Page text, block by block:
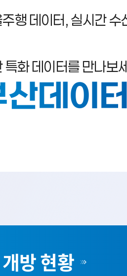
행 데이터, 실시간 수
특화 데이터를 만나보
산데이터
방 현황